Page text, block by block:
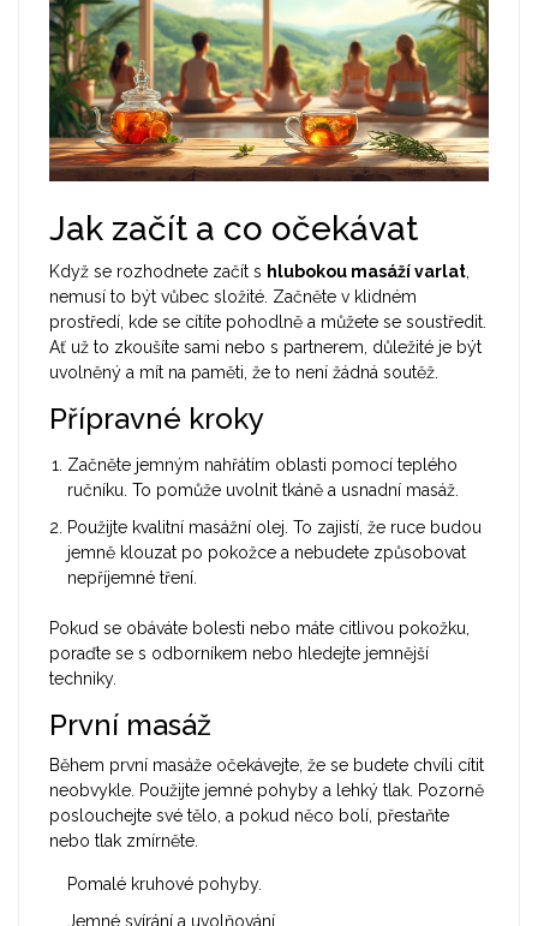
Jak začít a co očekávat
Když se rozhodnete začít s hlubokou masáží varlat
nemusí to být vůbec složité. Začněte v klidném
prostředí, kde se cítíte pohodlně a můžete se soustředit.
Ať už to zkoušíte sami nebo s partnerem, důležité je být
uvolněný a mít na paměti, že to není žádná soutěž.
Přípravné kroky
Začněte jemným nahřátím oblasti pomocí teplého
ručníku. To pomůže uvolnit tkáně a usnadní masáž.
Použijte kvalitní masážní olej. To zajistí, že ruce budou
jemně klouzat po pokožce a nebudete způsobovat
nepříjemné tření.
Pokud se obáváte bolesti nebo máte citlivou pokožku,
poraďte se s odborníkem nebo hledejte jemnější
techniky.
První masáž
Během první masáže očekávejte, že se budete chvíli cítit
neobvykle. Použijte jemné pohyby a lehký tlak. Pozorně
poslouchejte své tělo, a pokud něco bolí, přestaňte
nebo tlak zmírněte.
Pomalé kruhové pohyby.
Jemné svírání a uvolňování.